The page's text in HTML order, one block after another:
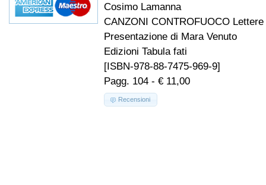
Cosimo Lamanna
CANZONI CONTROFUOCO
Presentazione di Mara Venuto
Edizioni Tabula fati
[ISBN-978-88-7475-969-9]
Pagg. 104 - € 11,00
Recensioni